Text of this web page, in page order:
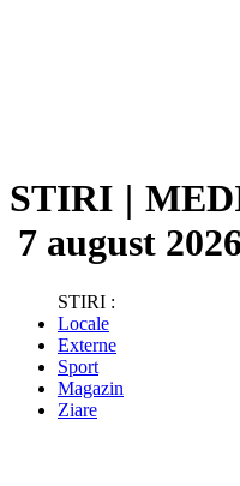
STIRI |
7 august 2026
STIRI :
Locale
Externe
Sport
Magazin
Ziare